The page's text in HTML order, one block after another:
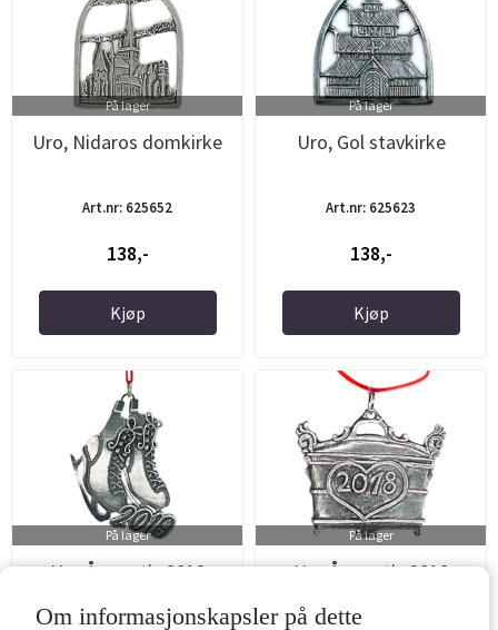
På lager
Uro, Nidaros domkirke
Art.nr: 625652
138,-
Kjøp
På lager
Uro, Gol stavkirke
Art.nr: 625623
138,-
Kjøp
På lager
Uro Årsmotiv 2019
På lager
Uro Årsmotiv 2018
Om informasjonskapsler på dette